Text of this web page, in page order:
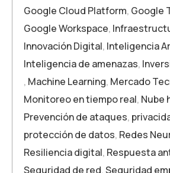
Google Cloud Platform, Google
Google Workspace,
Innovación Digital, Inteligencia
Inteligencia de amenazas,
, Machine Learning, Mercado
Monitoreo en tiempo real, Nube
Prevención de ataques,
protección de datos, Redes
Resiliencia digital, Respuesta
Seguridad de red,Seguridad